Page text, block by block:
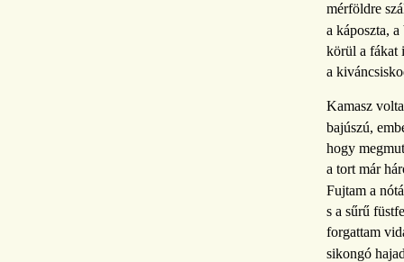
mérföldre
a káposzta, a
körül a fákat
a
Kamasz
bajúszú,
hogy
a tort már
Fujtam a
s a sűrű
forgattam
sikongó